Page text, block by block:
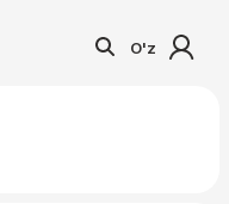
O'z